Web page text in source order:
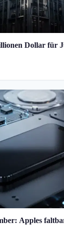
Dollar für
Apples